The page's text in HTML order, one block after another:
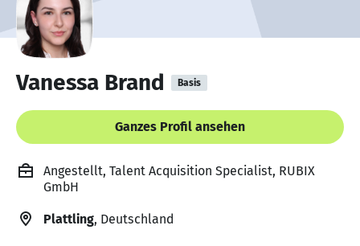
Vanessa Brand Basis
Ganzes Profil ansehen
Angestellt, Talent Acquisition Specialist, RUBIX
GmbH
Plattling, Deutschland